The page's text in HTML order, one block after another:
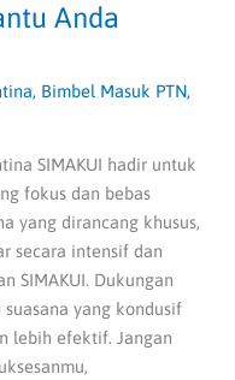
Anda
, Bimbel Masuk PTN,
SIMAKUI hadir untuk
fokus dan bebas
yang dirancang khusus,
secara intensif dan
SIMAKUI. Dukungan
yang kondusif
lebih efektif. Jangan